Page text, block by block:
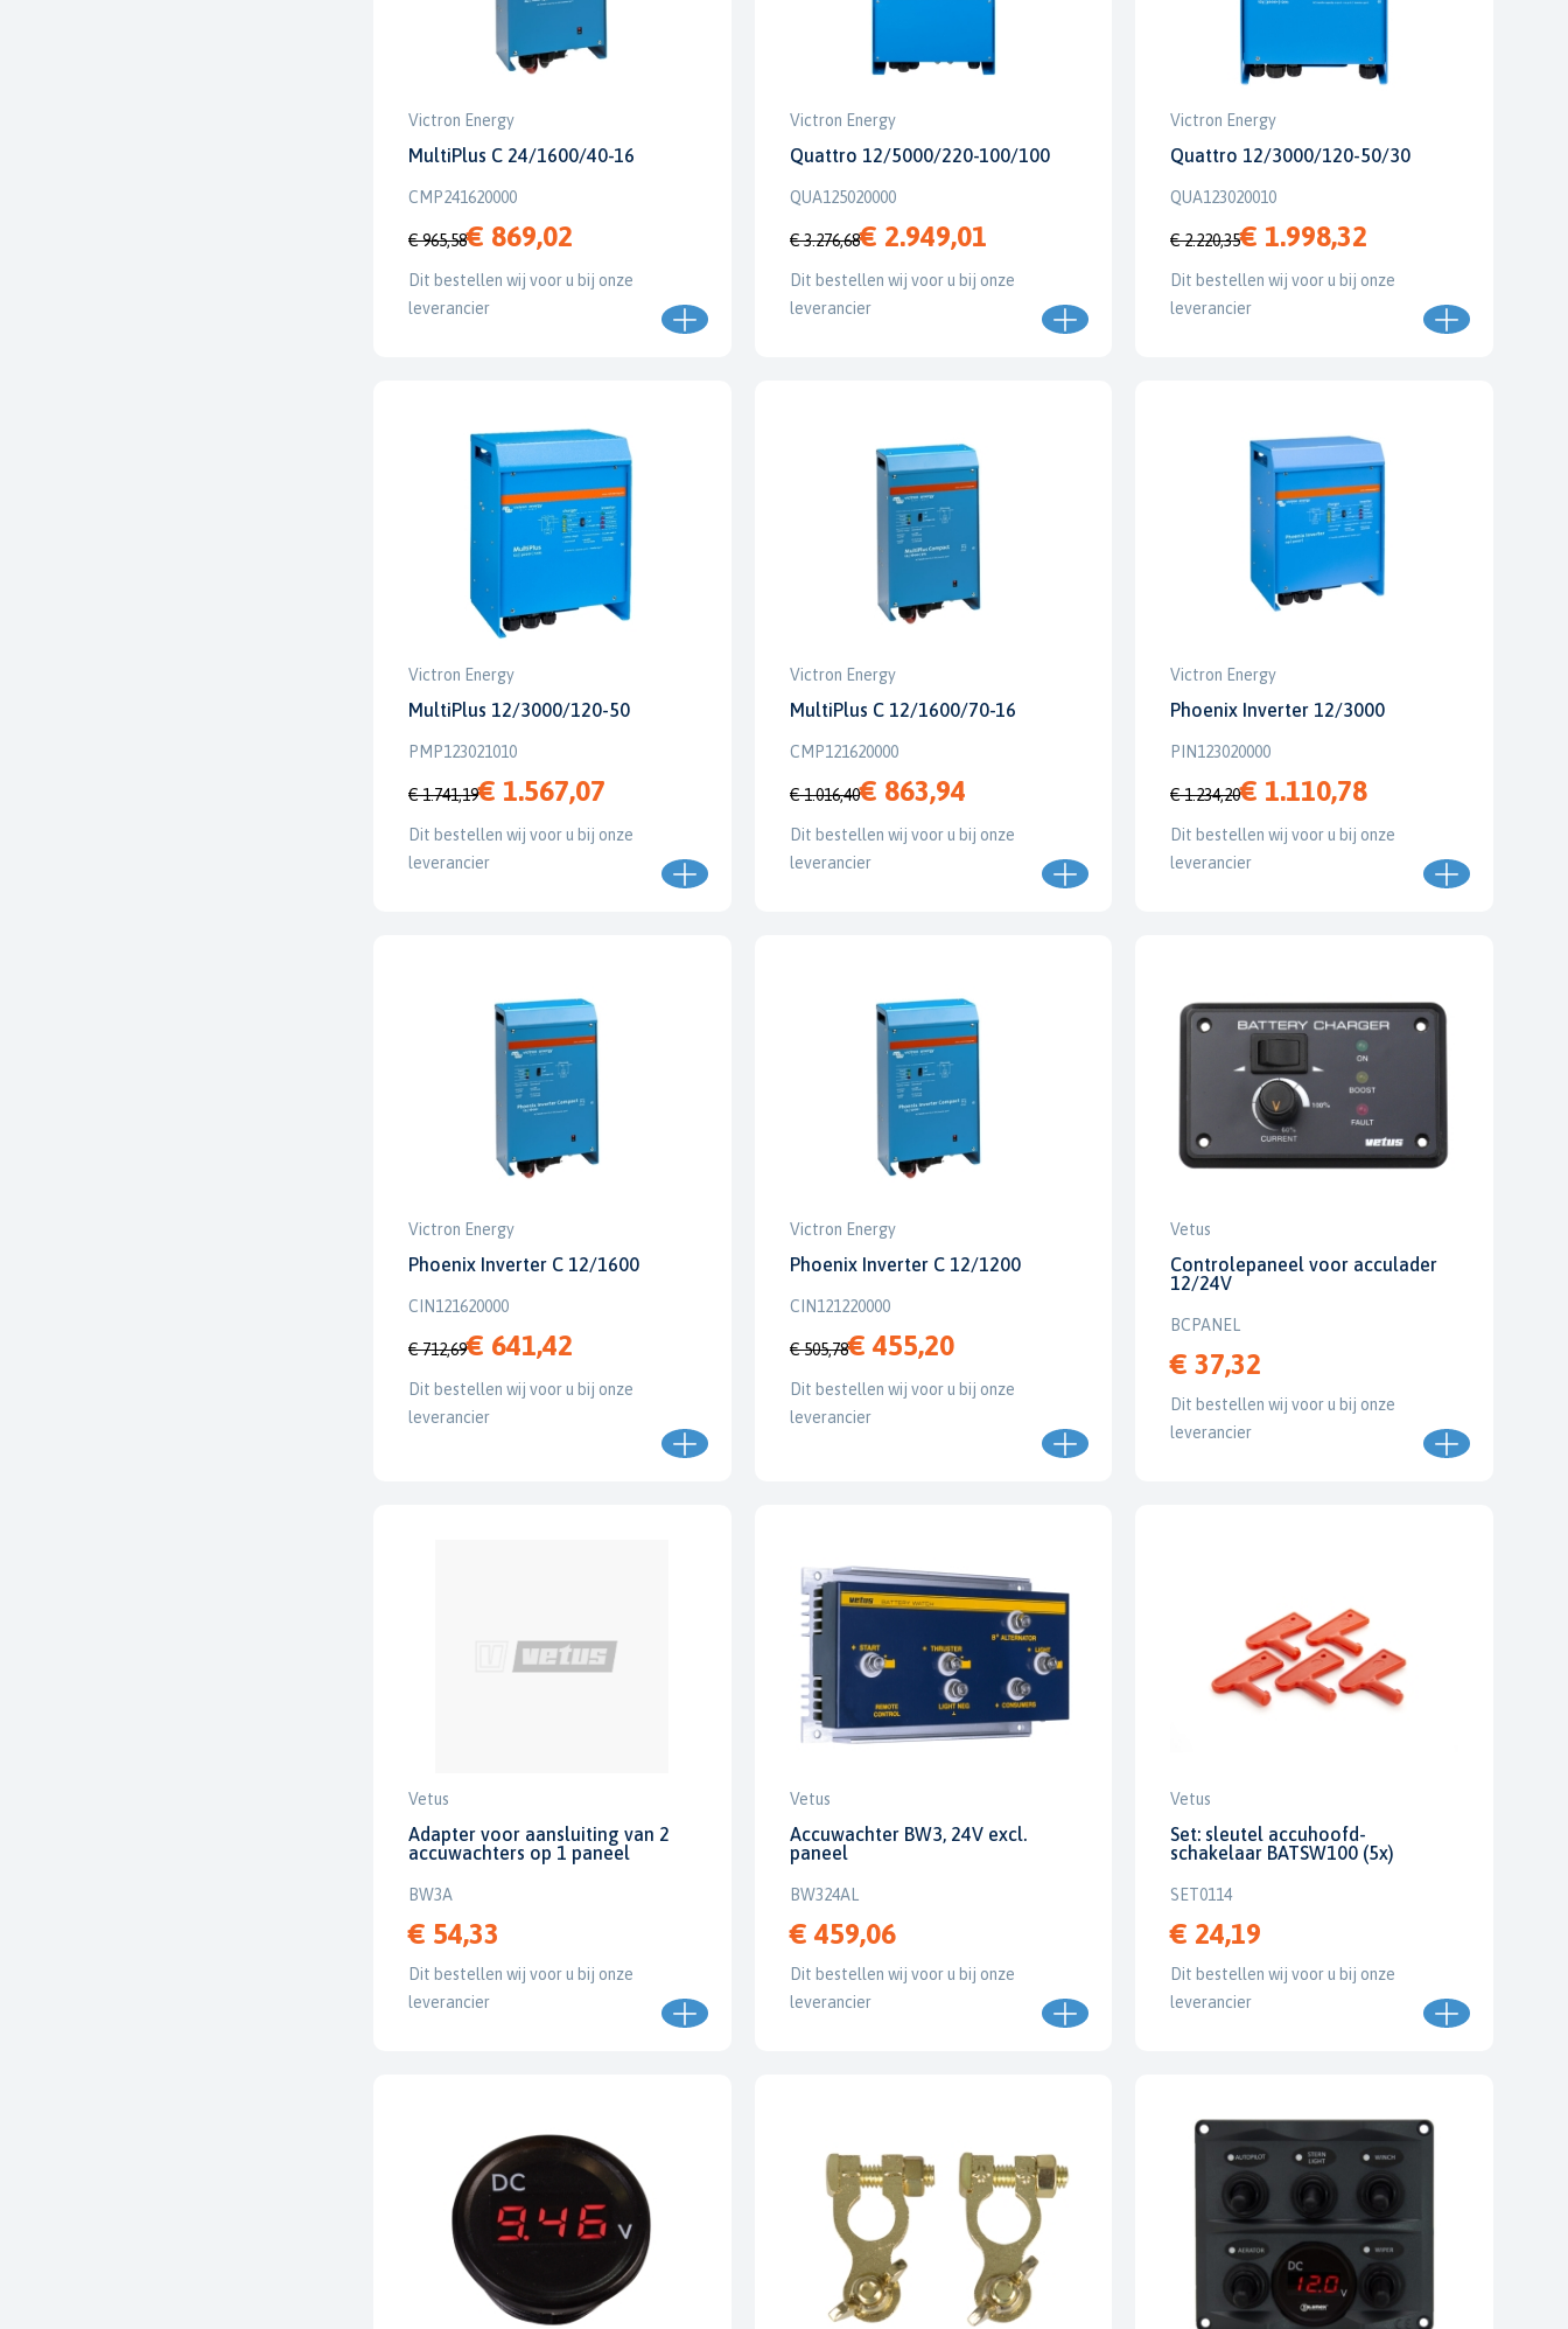
Victron Energy
MultiPlus C 24/1600/40-16
CMP241620000
€ 965,58€ 869,02
Dit bestellen wij voor u bij onze
leverancier
Victron Energy
Quattro 12/5000/220-100/100
QUA125020000
€ 3.276,68€ 2.949,01
Dit bestellen wij voor u bij onze
leverancier
Victron Energy
Quattro 12/3000/120-50/30
QUA123020010
€ 2.220,35€ 1.998,32
Dit bestellen wij voor u bij onze
leverancier
Victron Energy
MultiPlus 12/3000/120-50
PMP123021010
€ 1.741,19€ 1.567,07
Dit bestellen wij voor u bij onze
leverancier
Victron Energy
MultiPlus C 12/1600/70-16
CMP121620000
€ 1.016,40€ 863,94
Dit bestellen wij voor u bij onze
leverancier
Victron Energy
Phoenix Inverter 12/3000
PIN123020000
€ 1.234,20€ 1.110,78
Dit bestellen wij voor u bij onze
leverancier
Victron Energy
Phoenix Inverter C 12/1600
CIN121620000
€ 712,69€ 641,42
Dit bestellen wij voor u bij onze
leverancier
Victron Energy
Phoenix Inverter C 12/1200
CIN121220000
€ 505,78€ 455,20
Dit bestellen wij voor u bij onze
leverancier
Vetus
Controlepaneel voor acculader
12/24V
BCPANEL
€ 37,32
Dit bestellen wij voor u bij onze
leverancier
Vetus
Adapter voor aansluiting van 2
accuwachters op 1 paneel
BW3A
€ 54,33
Dit bestellen wij voor u bij onze
leverancier
Vetus
Accuwachter BW3, 24V excl.
paneel
BW324AL
€ 459,06
Dit bestellen wij voor u bij onze
leverancier
Vetus
Set: sleutel accuhoofd-
schakelaar BATSW100 (5x)
SET0114
€ 24,19
Dit bestellen wij voor u bij onze
leverancier